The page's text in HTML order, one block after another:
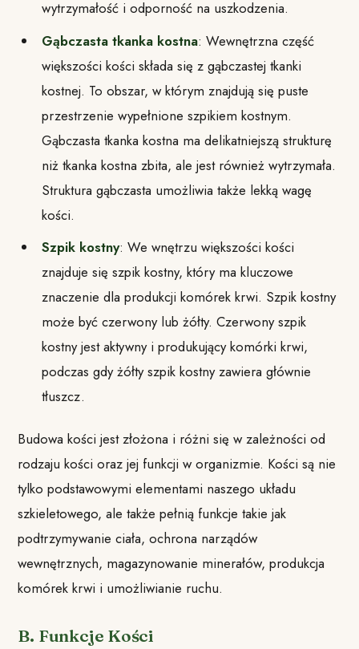
wytrzymałość i odporność na uszkodzenia.
Gąbczasta tkanka kostna: Wewnętrzna część
większości kości składa się z gąbczastej tkanki
kostnej. To obszar, w którym znajdują się puste
przestrzenie wypełnione szpikiem kostnym.
Gąbczasta tkanka kostna ma delikatniejszą strukturę
niż tkanka kostna zbita, ale jest również wytrzymała.
Struktura gąbczasta umożliwia także lekką wagę
kości.
Szpik kostny: We wnętrzu większości kości
znajduje się szpik kostny, który ma kluczowe
znaczenie dla produkcji komórek krwi. Szpik kostny
może być czerwony lub żółty. Czerwony szpik
kostny jest aktywny i produkujący komórki krwi,
podczas gdy żółty szpik kostny zawiera głównie
tłuszcz.
Budowa kości jest złożona i różni się w zależności od
rodzaju kości oraz jej funkcji w organizmie. Kości są nie
tylko podstawowymi elementami naszego układu
szkieletowego, ale także pełnią funkcje takie jak
podtrzymywanie ciała, ochrona narządów
wewnętrznych, magazynowanie minerałów, produkcja
komórek krwi i umożliwianie ruchu.
B. Funkcje Kości